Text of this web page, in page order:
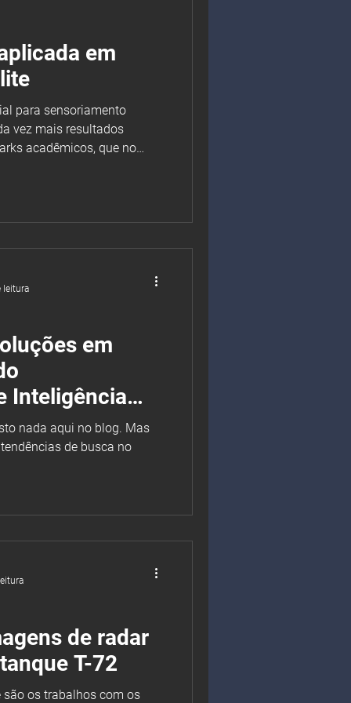
em
para sensoriamento
vez mais resultados
acadêmicos, que no
em
Inteligência
nada aqui no blog. Mas
de busca no
leitura
de radar
T-72
os trabalhos com os